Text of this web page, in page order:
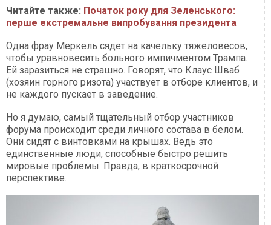
Читайте также: Початок року для Зеленського:
перше екстремальне випробування президента
Одна фрау Меркель сядет на качельку тяжеловесов,
чтобы уравновесить больного импичментом Трампа.
Ей заразиться не страшно. Говорят, что Клаус Шваб
(хозяин горного ризота) участвует в отборе клиентов, и
не каждого пускает в заведение.
Но я думаю, самый тщательный отбор участников
форума происходит среди личного состава в белом.
Они сидят с винтовками на крышах. Ведь это
единственные люди, способные быстро решить
мировые проблемы. Правда, в краткосрочной
перспективе.